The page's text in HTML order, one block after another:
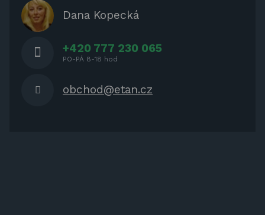
OCHRANNÉ KRYTY NA ZAHRADNÍ
NÁBYTEK
Dana Kopecká
+420 777 230 065
PO-PÁ 8-18 hod
obchod@etan.cz